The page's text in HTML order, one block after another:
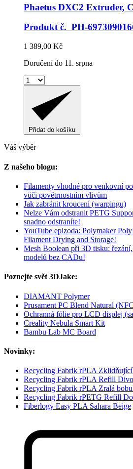
Phaetus DXC2 Extruder,
Produkt č. PH-
1 389,00 Kč
Doručení do 11. srpna
Přidat do košíku
Váš výběr
Z našeho blogu:
Filamenty vhodné pro venkovní
vůči povětrnostním vlivům
Jak zabránit kroucení (warpingu)
Nelze Vám odstranit PETG
snadno odstraníte!
YouTube epizoda: Polymaker
Filament Drying and Storage!
Mesh Boolean při 3D tisku:
modelů bez CADu!
Poznejte svět 3DJake:
DIAMANT Polymer
Prusament PC Blend Natural
Ochranná fólie pro LCD displej
Creality Nebula Smart Kit
Bambu Lab MC Board
Novinky:
Recycling Fabrik rPLA
Recycling Fabrik rPLA Refill
Recycling Fabrik rPLA Zralá
Recycling Fabrik rPETG Refill
Fiberlogy Easy PLA Sahara Beige